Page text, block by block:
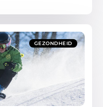
GEZONDHEID